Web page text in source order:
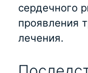
сердечного
проявления
лечения.